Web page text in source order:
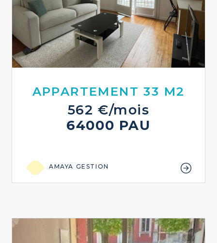
APPARTEMENT 33 M2
562 €/mois
64000 PAU
AMAYA GESTION